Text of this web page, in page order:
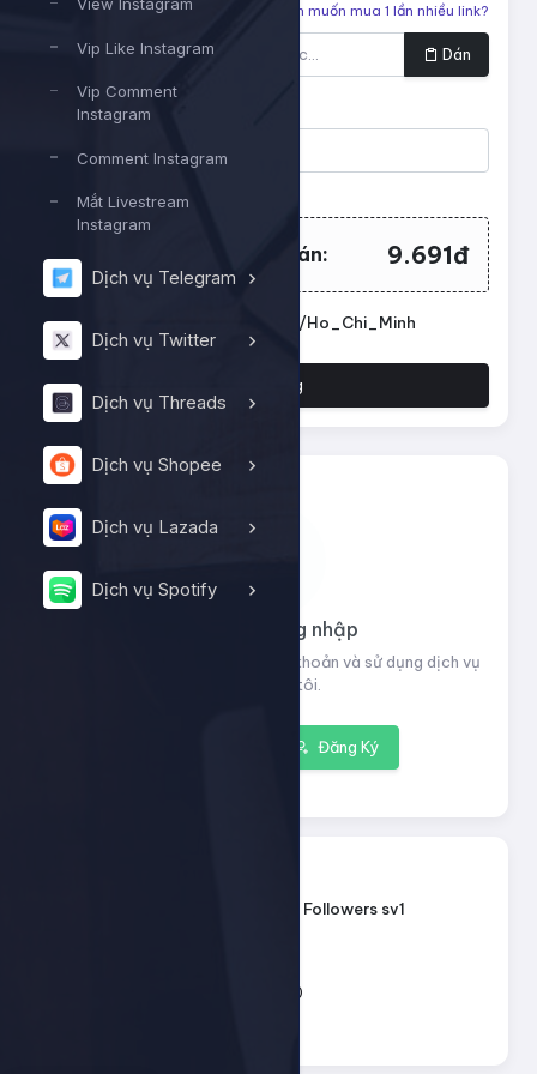
Vip Like Instagram
Vip Comment
Instagram
Comment Instagram
Mắt Livestream
Instagram
Dịch vụ Telegram
Dịch vụ Twitter
Dịch vụ Threads
Dịch vụ Shopee
Dịch vụ Lazada
Dịch vụ Spotify
Liên kết cần tăng Bạn muốn mua 1 lần nhiều link?
Dán
Số lượng
Tổng tiền cần thanh toán: 9.691đ
Đặt lịch chạy. Múi giờ: Asia/Ho_Chi_Minh
Đặt hàng
Vui lòng đăng nhập
Đăng nhập để xem thông tin tài khoản và sử dụng dịch vụ
của chúng tôi.
Đăng Ký
Instagram - Followers sv1
100 - 10.000